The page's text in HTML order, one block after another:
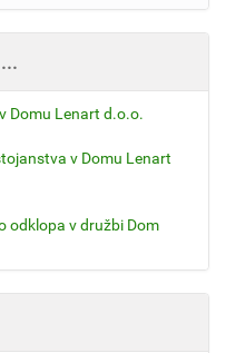
Domu Lenart d.o.o.
v Domu Lenart
odklopa v družbi Dom